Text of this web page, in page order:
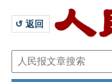
↺ 返回